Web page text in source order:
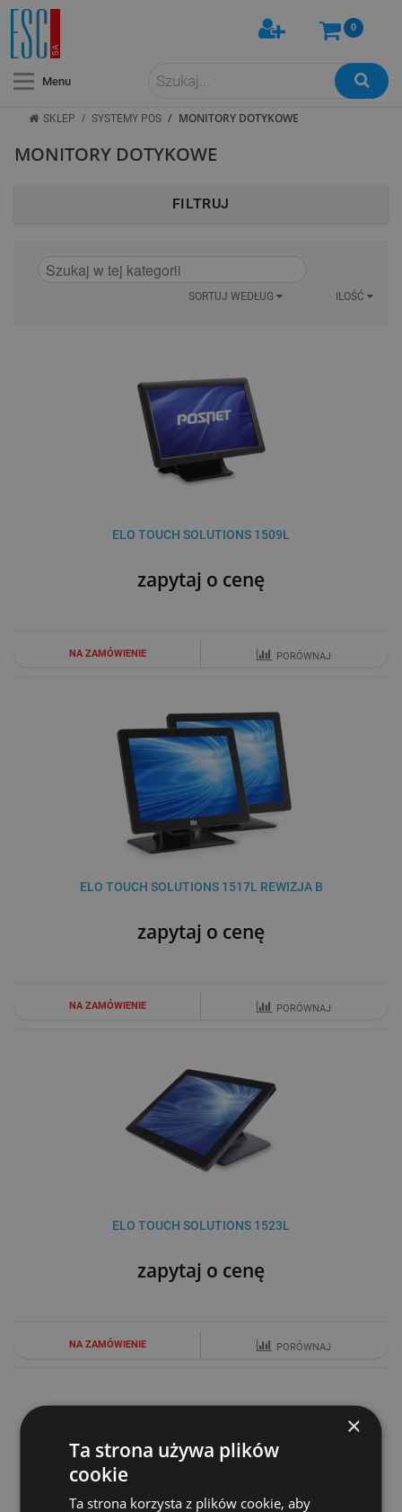
Menu
0
SKLEP / SYSTEMY POS / MONITORY DOTYKOWE
FILTRUJ
MONITORY DOTYKOWE
SORTUJ WEDŁUG ILOŚĆ
ELO TOUCH SOLUTIONS 1509L
zapytaj o cenę
NA ZAMÓWIENIE PORÓWNAJ
ELO TOUCH SOLUTIONS 1517L REWIZJA B
zapytaj o cenę
NA ZAMÓWIENIE PORÓWNAJ
ELO TOUCH SOLUTIONS 1523L
zapytaj o cenę
NA ZAMÓWIENIE PORÓWNAJ
×
Ta strona używa plików
cookie
Ta strona korzysta z plików cookie, aby